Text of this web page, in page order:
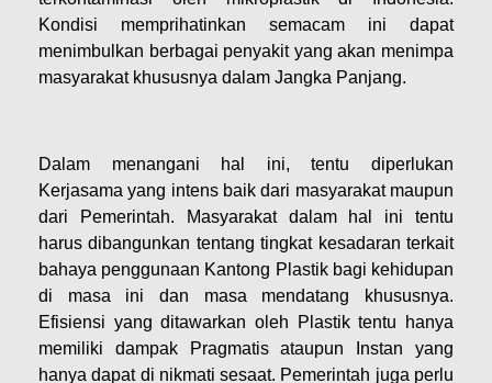
Kondisi memprihatinkan semacam ini dapat
menimbulkan berbagai penyakit yang akan menimpa
masyarakat khususnya dalam Jangka Panjang.
Dalam menangani hal ini, tentu diperlukan
Kerjasama yang intens baik dari masyarakat maupun
dari Pemerintah. Masyarakat dalam hal ini tentu
harus dibangunkan tentang tingkat kesadaran terkait
bahaya penggunaan Kantong Plastik bagi kehidupan
di masa ini dan masa mendatang khususnya.
Efisiensi yang ditawarkan oleh Plastik tentu hanya
memiliki dampak Pragmatis ataupun Instan yang
hanya dapat di nikmati sesaat. Pemerintah juga perlu